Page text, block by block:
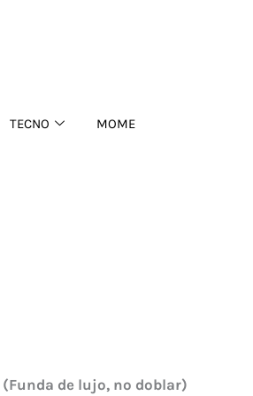
TECNO MOME
(Funda de lujo, no doblar)